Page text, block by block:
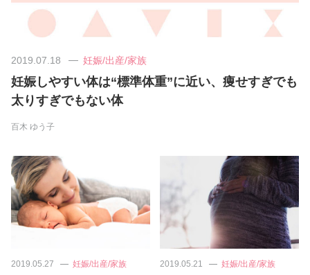
美容/健康
ワークスタイル
妊娠/出産/家族
グルメ
トラベル
カルチャー/エンタメ
2019.07.18 妊娠/出産/家族
妊娠しやすい体は“標準体重”に近い、痩せすぎでも
太りすぎでもない体
百木 ゆう子
2019.05.27
妊娠/出産/家族
2019.05.21
妊娠/出産/家族